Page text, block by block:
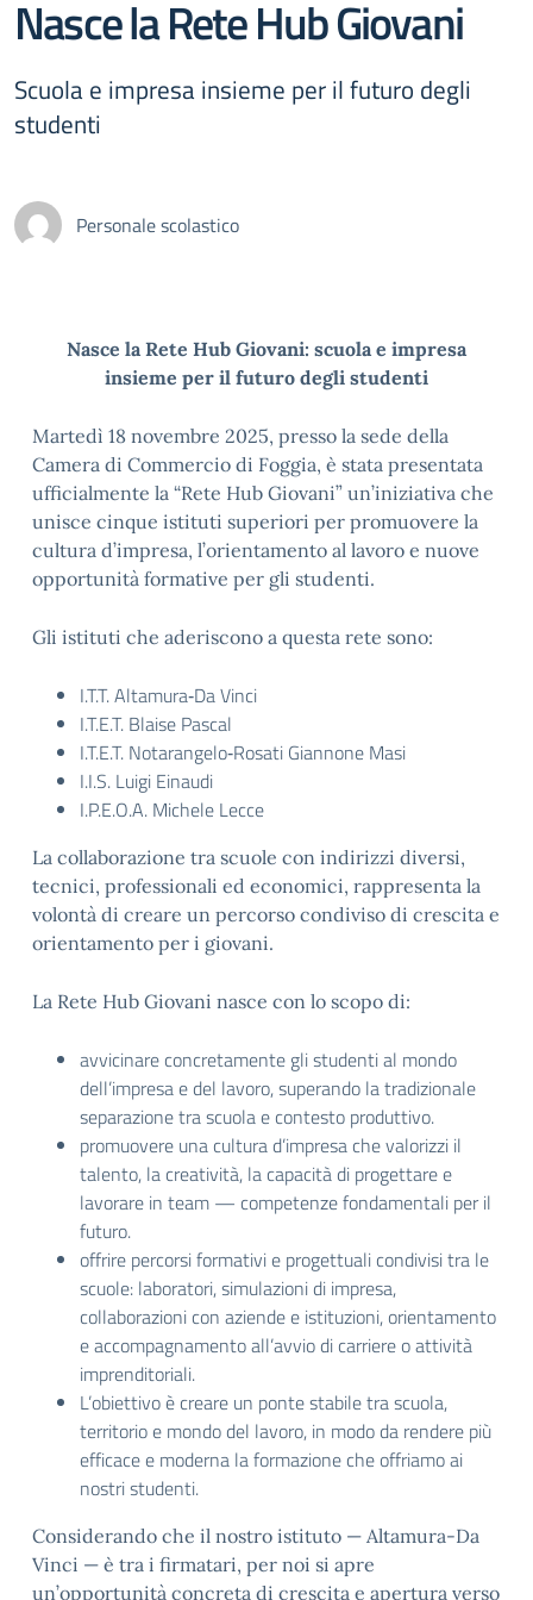
Nasce la Rete Hub Giovani
Scuola e impresa insieme per il futuro degli
studenti
Personale scolastico
Nasce la Rete Hub Giovani: scuola e impresa
insieme per il futuro degli studenti
Martedì 18 novembre 2025, presso la sede della
Camera di Commercio di Foggia, è stata presentata
ufficialmente la “Rete Hub Giovani” un’iniziativa che
unisce cinque istituti superiori per promuovere la
cultura d’impresa, l’orientamento al lavoro e nuove
opportunità formative per gli studenti.
Gli istituti che aderiscono a questa rete sono:
I.T.T. Altamura‑Da Vinci
I.T.E.T. Blaise Pascal
I.T.E.T. Notarangelo‑Rosati Giannone Masi
I.I.S. Luigi Einaudi
I.P.E.O.A. Michele Lecce
La collaborazione tra scuole con indirizzi diversi,
tecnici, professionali ed economici, rappresenta la
volontà di creare un percorso condiviso di crescita e
orientamento per i giovani.
La Rete Hub Giovani nasce con lo scopo di:
avvicinare concretamente gli studenti al mondo
dell’impresa e del lavoro, superando la tradizionale
separazione tra scuola e contesto produttivo.
promuovere una cultura d’impresa che valorizzi il
talento, la creatività, la capacità di progettare e
lavorare in team — competenze fondamentali per il
futuro.
offrire percorsi formativi e progettuali condivisi tra le
scuole: laboratori, simulazioni di impresa,
collaborazioni con aziende e istituzioni, orientamento
e accompagnamento all’avvio di carriere o attività
imprenditoriali.
L’obiettivo è creare un ponte stabile tra scuola,
territorio e mondo del lavoro, in modo da rendere più
efficace e moderna la formazione che offriamo ai
nostri studenti.
Considerando che il nostro istituto — Altamura-Da
Vinci — è tra i firmatari, per noi si apre
un’opportunità concreta di crescita e apertura verso